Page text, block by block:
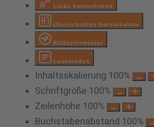
Links hervorheben
Überschriften hervorheben
Bildschirmleser
Lesemodus
Inhaltsskalierung 100%
Schriftgröße 100%
Zeilenhöhe 100%
Buchstabenabstand 100%